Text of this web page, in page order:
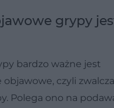
grypy
bardzo ważne jest
czyli
Polega ono na